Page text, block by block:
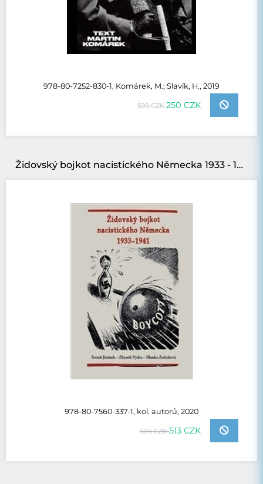
978-80-7252-830-1, Komárek, M.; Slavík, H., 2019
599 CZK250 CZK
Židovský bojkot nacistického Německa 1933 - 1941
978-80-7560-337-1, kol. autorů, 2020
604 CZK513 CZK